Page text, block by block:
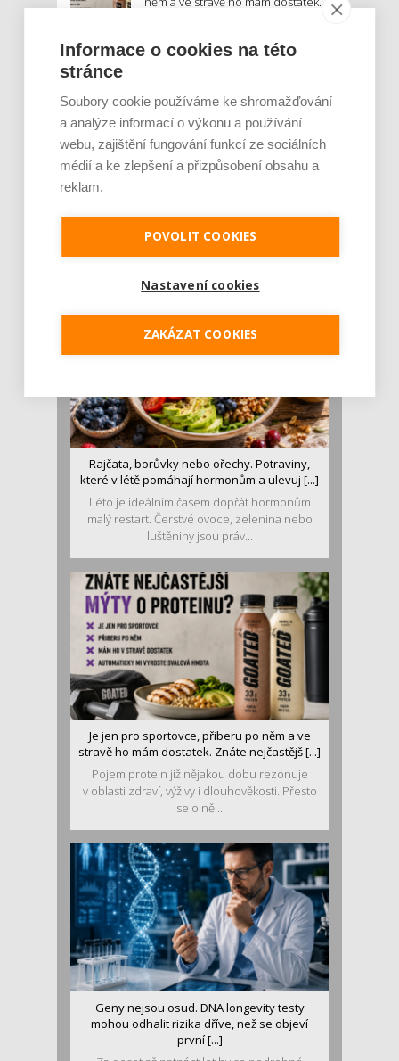
proteinových drinků. Reaguje na
poptávku po funkčním a čistém
Palubní deska auta se v létě rozpálí
MOHLO BY VÁS ZAJÍMAT:
Rajčata, borůvky nebo ořechy. Potraviny,
které v létě pomáhají hormonům a ulevuj [...]
Léto je ideálním časem dopřát hormonům
malý restart. Čerstvé ovoce, zelenina nebo
luštěniny jsou práv...
Je jen pro sportovce, přiberu po něm a ve
stravě ho mám dostatek. Znáte nejčastějš [...]
Pojem protein již nějakou dobu rezonuje
v oblasti zdraví, výživy i dlouhověkosti. Přesto
se o ně...
Geny nejsou osud. DNA longevity testy
mohou odhalit rizika dříve, než se objeví
první [...]
Informace o cookies na této
stránce
Soubory cookie používáme ke shromažďování
a analýze informací o výkonu a používání
webu, zajištění fungování funkcí ze sociálních
médií a ke zlepšení a přizpůsobení obsahu a
reklam.
POVOLIT COOKIES
Nastavení cookies
ZAKÁZAT COOKIES